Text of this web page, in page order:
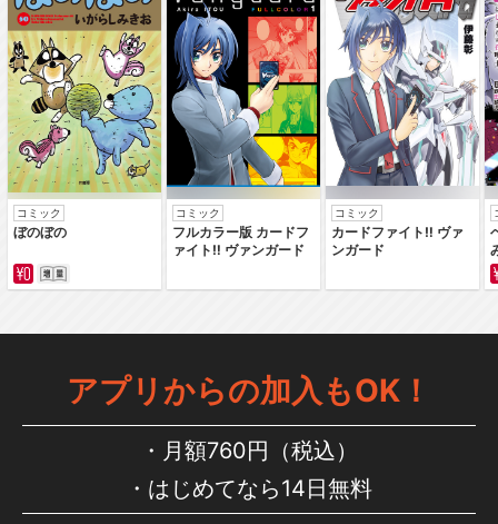
コミック
ぼのぼの
コミック
フルカラー版 カードフ
ァイト‼ ヴァンガード
コミック
カードファイト‼ ヴァ
ンガード
アプリからの加入もOK！
月額760円（税込）
はじめてなら14日無料